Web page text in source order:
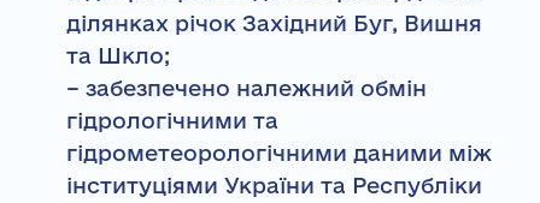
ділянках річок Західний Буг, Вишня
та Шкло;
– забезпечено належний обмін
гідрологічними та
гідрометеорологічними даними між
інституціями України та Республіки